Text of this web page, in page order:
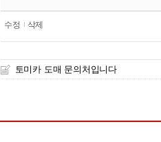
수정 삭제
토미카 도매 문의처입니다